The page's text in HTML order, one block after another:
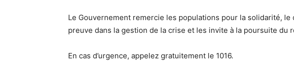
Le Gouvernement remercie les populations pour la solidarité,
preuve dans la gestion de la crise et les invite à la poursuite du
En cas d’urgence, appelez gratuitement le 1016.